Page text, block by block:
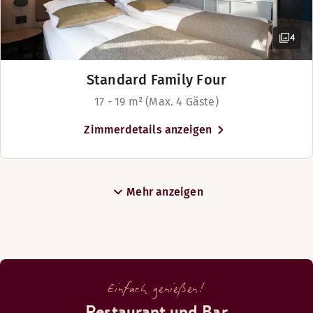
4
Standard Family Four
17 - 19 m² (Max. 4 Gäste)
Zimmerdetails anzeigen
Mehr anzeigen
Einfach genießen!